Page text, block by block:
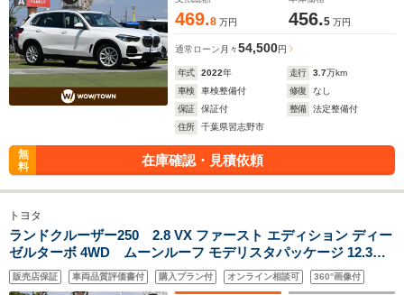
469.8 万円 456.5 万円
通常ローン 月々54,500円
年式 2022年 走行 3.7万km
車検
車検整備付 修復
なし
保証
保証付 整備
法定整備付
住所
千葉県習志野市
無
料
在庫確認・見積依頼
トヨタ
ランドクルーザー250 2.8 VX ファースト エディション ディー
ゼルターボ 4WD ムーンルーフ モデリスタパッケージ 12.3イ
ンチナビ JBLサウンド 丸型LEDヘッドランプ パワーバックド
ア パノラミックビューモニター デジタルインナーミラー ドラ
販売店保証 車両品質評価書付 購入プラン付 オンライン相談可 360°画像付